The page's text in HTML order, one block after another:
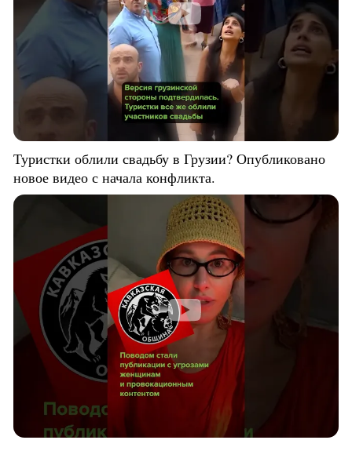
Туристки облили свадьбу в Грузии? Опубликовано
новое видео с начала конфликта.